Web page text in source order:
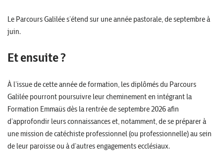
Le Parcours Galilée s’étend sur une année pastorale, de septembre à
juin.
Et ensuite ?
À l’issue de cette année de formation, les diplômés du Parcours
Galilée pourront poursuivre leur cheminement en intégrant la
Formation Emmaüs dès la rentrée de septembre 2026 afin
d’approfondir leurs connaissances et, notamment, de se préparer à
une mission de catéchiste professionnel (ou professionnelle) au sein
de leur paroisse ou à d’autres engagements ecclésiaux.